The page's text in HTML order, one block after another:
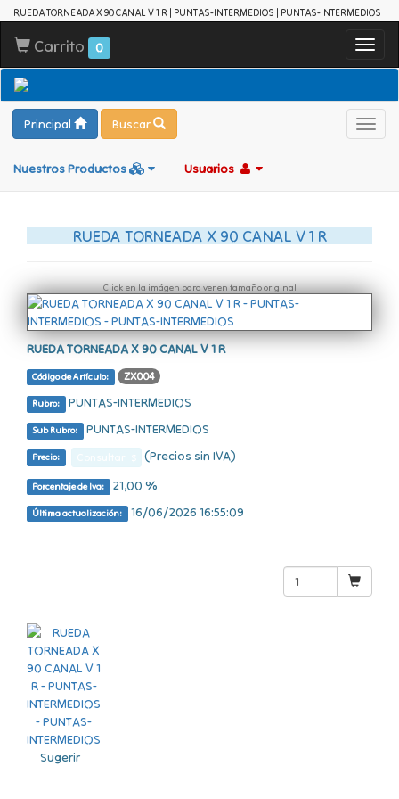
RUEDA TORNEADA X 90 CANAL V 1 R | PUNTAS-INTERMEDIOS | PUNTAS-INTERMEDIOS
Carrito 0
Principal Buscar
Nuestros Productos Usuarios
RUEDA TORNEADA X 90 CANAL V 1 R
Click en la imágen para ver en tamaño original
RUEDA TORNEADA X 90 CANAL V 1 R
Código de Artículo: ZX004
Rubro: PUNTAS-INTERMEDIOS
Sub Rubro: PUNTAS-INTERMEDIOS
Precio: (Precios sin IVA)
Porcentaje de Iva: 21,00 %
Última actualización: 16/06/2026 16:55:09
Sugerir